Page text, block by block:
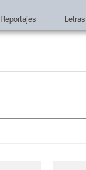
Reportajes Letras